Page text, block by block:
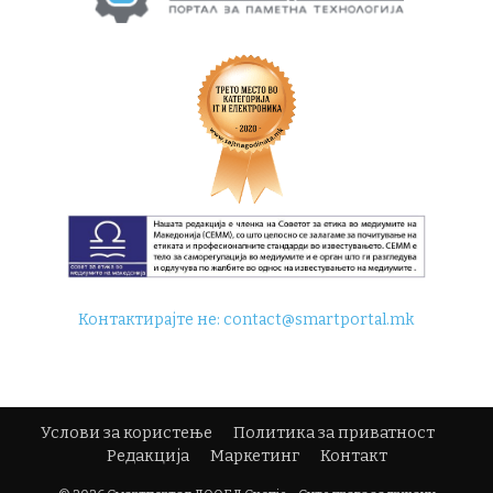
Контактирајте не:contact@smartportal.mk
Услови за користење
Политика за приватност
Редакција
Маркетинг Контакт